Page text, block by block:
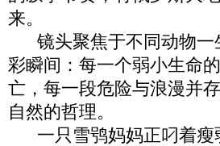
来。
镜头聚焦于不同动物一
彩瞬间：每一个弱小生命
亡，每一段危险与浪漫并
自然的哲理。
一只雪鸮妈妈正叼着瘦